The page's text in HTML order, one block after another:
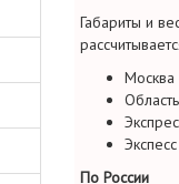
Габариты и
По России